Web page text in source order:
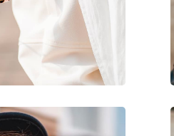
100 gr
Ja